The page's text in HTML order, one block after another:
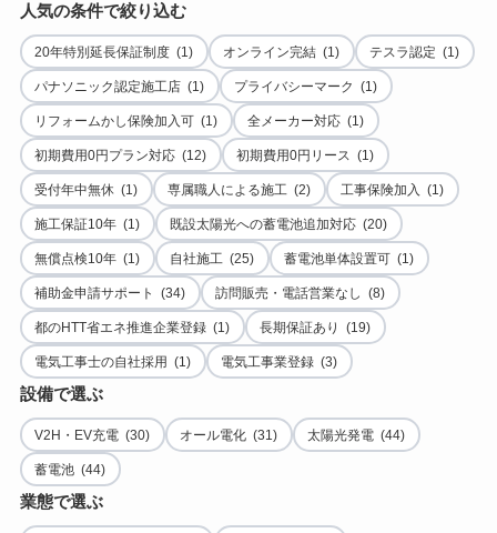
人気の条件で絞り込む
20年特別延長保証制度 (1) オンライン完結 (1) テスラ認定 (1)
パナソニック認定施工店 (1) プライバシーマーク (1)
リフォームかし保険加入可 (1) 全メーカー対応 (1)
初期費用0円プラン対応 (12) 初期費用0円リース (1)
受付年中無休 (1) 専属職人による施工 (2) 工事保険加入 (1)
施工保証10年 (1) 既設太陽光への蓄電池追加対応 (20)
無償点検10年 (1) 自社施工 (25) 蓄電池単体設置可 (1)
補助金申請サポート (34) 訪問販売・電話営業なし (8)
都のHTT省エネ推進企業登録 (1) 長期保証あり (19)
電気工事士の自社採用 (1) 電気工事業登録 (3)
設備で選ぶ
V2H・EV充電 (30) オール電化 (31) 太陽光発電 (44)
蓄電池 (44)
業態で選ぶ